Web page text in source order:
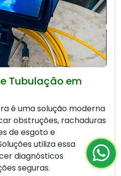
Tubulação em
é uma solução moderna
obstruções, rachaduras
de esgoto e
utiliza essa
diagnósticos
seguras.